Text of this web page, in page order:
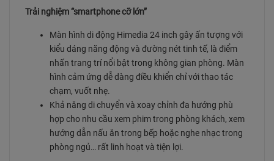
Trải nghiệm “smartphone cỡ lớn”
Màn hình di động Himedia 24 inch gây ấn tượng với
kiểu dáng năng động và đường nét tinh tế, là điểm
nhấn trang trí nổi bật trong không gian phòng. Màn
hình cảm ứng dễ dàng điều khiển chỉ với thao tác
chạm, vuốt nhẹ.
Khả năng di chuyển và xoay chỉnh đa hướng phù
hợp cho nhu cầu xem phim trong phòng khách, xem
hướng dẫn nấu ăn trong bếp hoặc nghe nhạc trong
phòng ngủ… rất linh hoạt và tiện lợi.